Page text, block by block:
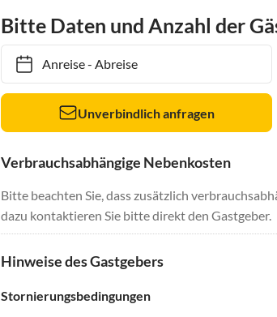
Bitte Daten und Anzahl der
Anreise- Abreise
Unverbindlich anfragen
Verbrauchsabhängige Nebenkosten
Bitte beachten Sie, dass zusätzlich
dazu kontaktieren Sie bitte direkt den Gastgeber.
Hinweise des Gastgebers
Stornierungsbedingungen